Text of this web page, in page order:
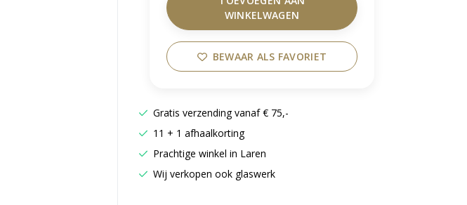
WINKELWAGEN
BEWAAR ALS FAVORIET
Gratis verzending vanaf € 75,-
11 + 1 afhaalkorting
Prachtige winkel in Laren
Wij verkopen ook glaswerk